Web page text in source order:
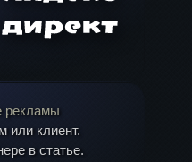
рекламы
или клиент.
в статье.